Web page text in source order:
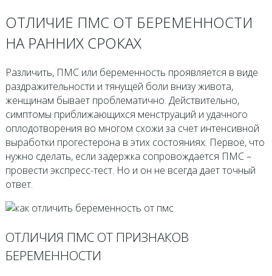
ОТЛИЧИЕ ПМС ОТ БЕРЕМЕННОСТИ
НА РАННИХ СРОКАХ
Различить, ПМС или беременность проявляется в виде
раздражительности и тянущей боли внизу живота,
женщинам бывает проблематично. Действительно,
симптомы приближающихся менструаций и удачного
оплодотворения во многом схожи за счет интенсивной
выработки прогестерона в этих состояниях. Первое, что
нужно сделать, если задержка сопровождается ПМС –
провести экспресс-тест. Но и он не всегда дает точный
ответ.
ОТЛИЧИЯ ПМС ОТ ПРИЗНАКОВ
БЕРЕМЕННОСТИ